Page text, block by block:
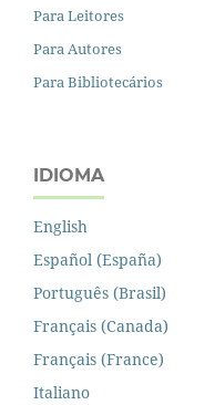
Para Leitores
Para Autores
Para Bibliotecários
IDIOMA
English
Español (España)
Português (Brasil)
Français (Canada)
Français (France)
Italiano